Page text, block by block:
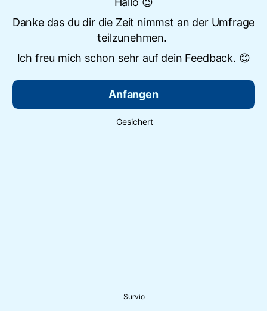
Danke das du dir die Zeit nimmst an der Umfrage
teilzunehmen.
Ich freu mich schon sehr auf dein Feedback. 😊
Anfangen
Gesichert
Survio